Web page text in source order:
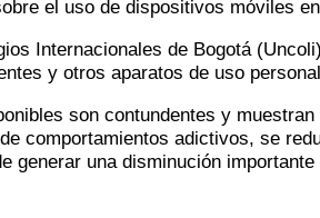
el uso de dispositivos móviles
Internacionales de Bogotá
y otros aparatos de uso
son contundentes y
comportamientos adictivos, se
generar una disminución